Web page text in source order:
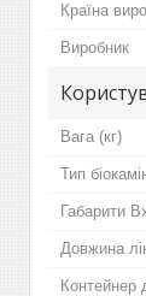
Країна
Виробник
Вага (кг)
Тип
Габарити
Довжина